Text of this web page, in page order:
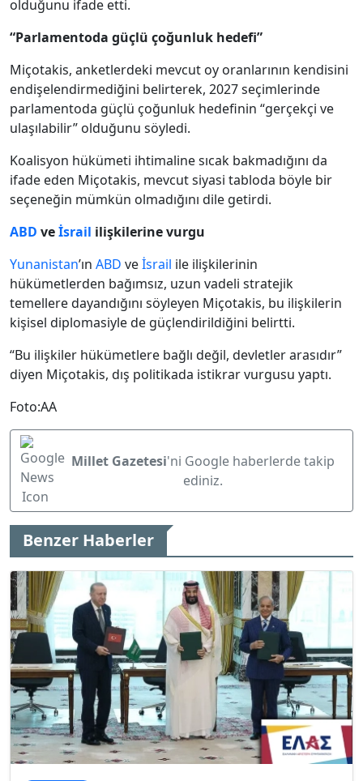
olduğunu ifade etti.
“Parlamentoda güçlü çoğunluk hedefi”
Miçotakis, anketlerdeki mevcut oy oranlarının kendisini
endişelendirmediğini belirterek, 2027 seçimlerinde
parlamentoda güçlü çoğunluk hedefinin “gerçekçi ve
ulaşılabilir” olduğunu söyledi.
Koalisyon hükümeti ihtimaline sıcak bakmadığını da
ifade eden Miçotakis, mevcut siyasi tabloda böyle bir
seçeneğin mümkün olmadığını dile getirdi.
ABD veİsrail ilişkilerine vurgu
Yunanistan’ın ABD veİsrail ile ilişkilerinin
hükümetlerden bağımsız, uzun vadeli stratejik
temellere dayandığını söyleyen Miçotakis, bu ilişkilerin
kişisel diplomasiyle de güçlendirildiğini belirtti.
“Bu ilişkiler hükümetlere bağlı değil, devletler arasıdır”
diyen Miçotakis, dış politikada istikrar vurgusu yaptı.
Foto:AA
Millet Gazetesi'ni Google haberlerde takip
ediniz.
Benzer Haberler